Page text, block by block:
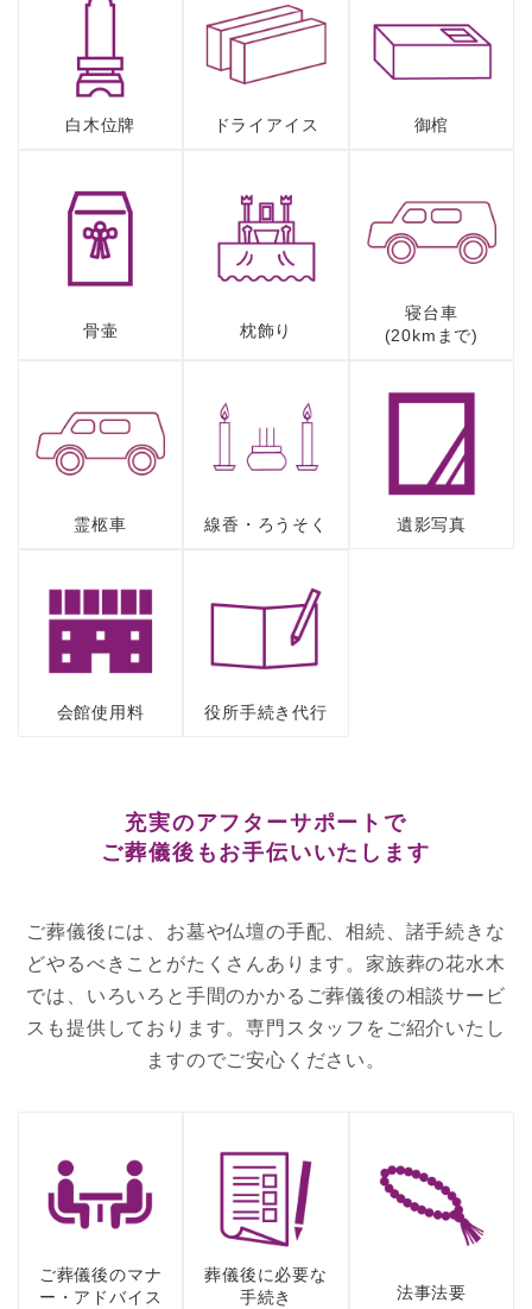
白木位牌 ドライアイス 御棺
骨壷 枕飾り
寝台車
(20kmまで)
霊柩車 線香・ろうそく 遺影写真
会館使用料 役所手続き代行
充実のアフターサポート で
ご葬儀後もお手伝いいたします
ご葬儀後には、お墓や仏壇の手配、相続、諸手続きな
どやるべきことがたくさんあります。 家族葬の花水木
では、いろいろと手間のかかるご葬儀後の相談サービ
スも提供しております。専門スタッフをご紹介いたし
ますのでご安心ください。
ご葬儀後のマナ
ー・アドバイス
葬儀後に必要な
⼿続き
法事法要